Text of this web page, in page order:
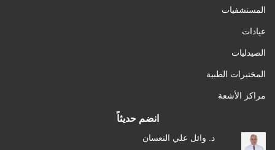
المستشفيات
عيادات
الصيدليات
المختبرات الطبية
مراكز الأشعة
انضم حديثاً
د. وائل علي النعسان